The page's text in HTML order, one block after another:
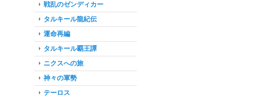
戦乱のゼンディカー
タルキール龍紀伝
運命再編
タルキール覇王譚
ニクスへの旅
神々の軍勢
テーロス